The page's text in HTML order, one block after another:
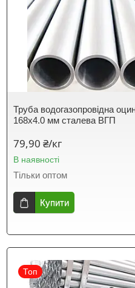
Труба водогазопровідна
168х4.0 мм сталева ВГП
79,90 ₴/кг
В наявності
Тільки оптом
Купити
Топ